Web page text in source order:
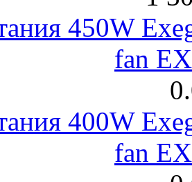
450W
fan
400W
fan